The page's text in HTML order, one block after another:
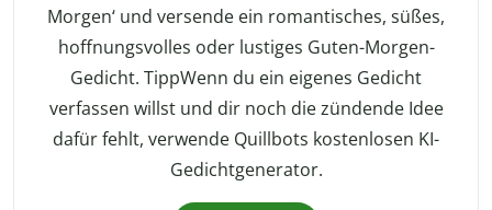
Morgen‘ und versende ein romantisches, süßes,
hoffnungsvolles oder lustiges Guten-Morgen-
Gedicht. TippWenn du ein eigenes Gedicht
verfassen willst und dir noch die zündende Idee
dafür fehlt, verwende Quillbots kostenlosen KI-
Gedichtgenerator.